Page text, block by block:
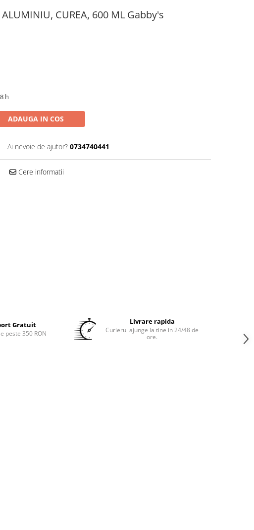
ALUMINIU, CUREA, 600 ML Gabby's
h
ADAUGA IN COS
Ai nevoie de ajutor? 0734740441
Cere informatii
Gratuit
peste 350 RON
Livrare rapida
Curierul ajunge la tine in 24/48 de
ore.